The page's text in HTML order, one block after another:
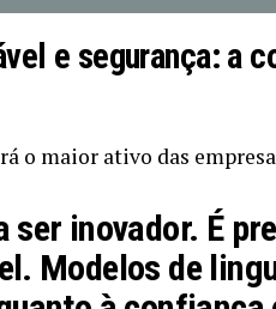
e segurança: a
o maior ativo das
ser inovador. É
Modelos de